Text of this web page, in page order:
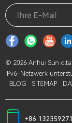
© 2026 Anhui Sun
IPv6-Netzwerk
BLOG
SITEMAP
+86